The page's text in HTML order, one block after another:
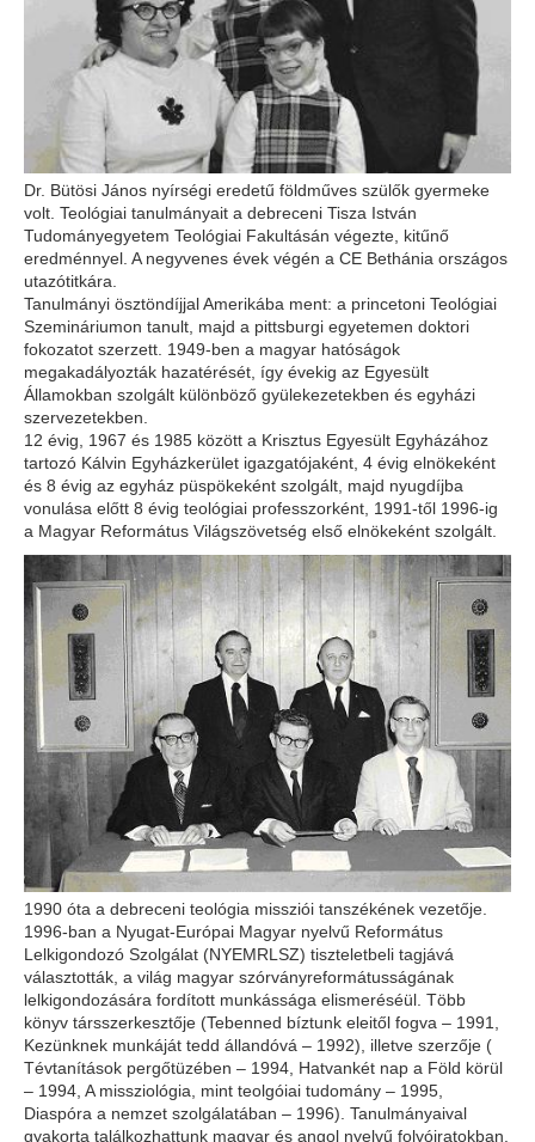
Dr. Bütösi János nyírségi eredetű földműves szülők gyermeke
volt. Teológiai tanulmányait a debreceni Tisza István
Tudományegyetem Teológiai Fakultásán végezte, kitűnő
eredménnyel. A negyvenes évek végén a CE Bethánia országos
utazótitkára.
Tanulmányi ösztöndíjjal Amerikába ment: a princetoni Teológiai
Szemináriumon tanult, majd a pittsburgi egyetemen doktori
fokozatot szerzett. 1949-ben a magyar hatóságok
megakadályozták hazatérését, így évekig az Egyesült
Államokban szolgált különböző gyülekezetekben és egyházi
szervezetekben.
12 évig, 1967 és 1985 között a Krisztus Egyesült Egyházához
tartozó Kálvin Egyházkerület igazgatójaként, 4 évig elnökeként
és 8 évig az egyház püspökeként szolgált, majd nyugdíjba
vonulása előtt 8 évig teológiai professzorként, 1991-től 1996-ig
a Magyar Református Világszövetség első elnökeként szolgált.
1990 óta a debreceni teológia missziói tanszékének vezetője.
1996-ban a Nyugat-Európai Magyar nyelvű Református
Lelkigondozó Szolgálat (NYEMRLSZ) tiszteletbeli tagjává
választották, a világ magyar szórványreformátusságának
lelkigondozására fordított munkássága elismeréséül. Több
könyv társszerkesztője (Tebenned bíztunk eleitől fogva – 1991,
Kezünknek munkáját tedd állandóvá – 1992), illetve szerzője (
Tévtanítások pergőtüzében – 1994, Hatvankét nap a Föld körül
– 1994, A missziológia, mint teolgóiai tudomány – 1995,
Diaspóra a nemzet szolgálatában – 1996). Tanulmányaival
gyakorta találkozhattunk magyar és angol nyelvű folyóiratokban.